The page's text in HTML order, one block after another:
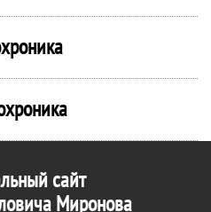
сайт
Миронова